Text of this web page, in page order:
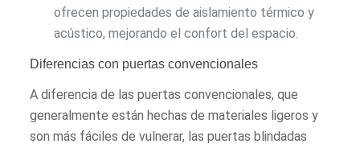
ofrecen propiedades de aislamiento térmico y
acústico, mejorando el confort del espacio.
Diferencias con puertas convencionales
A diferencia de las puertas convencionales, que
generalmente están hechas de materiales ligeros y
son más fáciles de vulnerar, las puertas blindadas